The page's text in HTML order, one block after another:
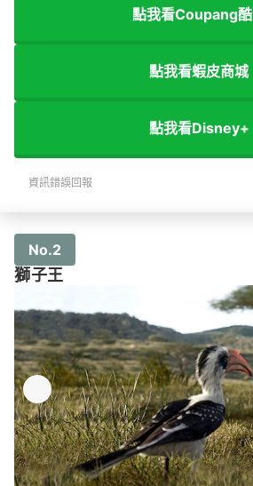
點我看Coupang
點我看蝦皮商城
點我看Disney+
資訊錯誤回報
No.2
獅子王